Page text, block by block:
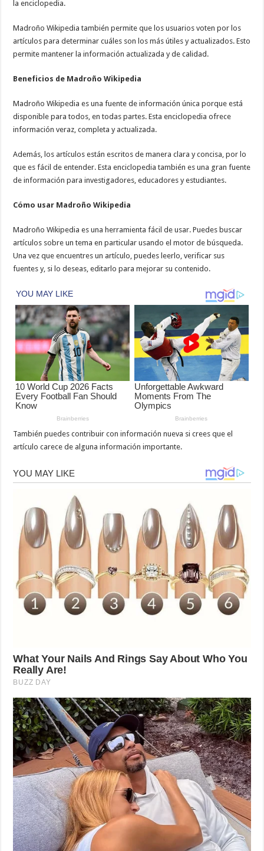
la enciclopedia.
Madroño Wikipedia también permite que los usuarios voten por los
artículos para determinar cuáles son los más útiles y actualizados. Esto
permite mantener la información actualizada y de calidad.
Beneficios de Madroño Wikipedia
Madroño Wikipedia es una fuente de información única porque está
disponible para todos, en todas partes. Esta enciclopedia ofrece
información veraz, completa y actualizada.
Además, los artículos están escritos de manera clara y concisa, por lo
que es fácil de entender. Esta enciclopedia también es una gran fuente
de información para investigadores, educadores y estudiantes.
Cómo usar Madroño Wikipedia
Madroño Wikipedia es una herramienta fácil de usar. Puedes buscar
artículos sobre un tema en particular usando el motor de búsqueda.
Una vez que encuentres un artículo, puedes leerlo, verificar sus
fuentes y, si lo deseas, editarlo para mejorar su contenido.
También puedes contribuir con información nueva si crees que el
artículo carece de alguna información importante.